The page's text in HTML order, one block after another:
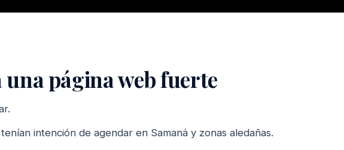
página web fuerte
intención de agendar en Samaná y zonas aledañas.